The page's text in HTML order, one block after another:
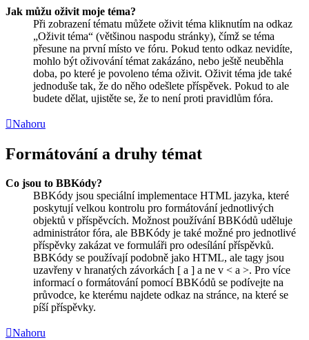
Jak můžu oživit moje téma?
Při zobrazení tématu můžete oživit téma kliknutím na odkaz
„Oživit téma“ (většinou naspodu stránky), čímž se téma
přesune na první místo ve fóru. Pokud tento odkaz nevidíte,
mohlo být oživování témat zakázáno, nebo ještě neuběhla
doba, po které je povoleno téma oživit. Oživit téma jde také
jednoduše tak, že do něho odešlete příspěvek. Pokud to ale
budete dělat, ujistěte se, že to není proti pravidlům fóra.
Nahoru
Formátování a druhy témat
Co jsou to BBKódy?
BBKódy jsou speciální implementace HTML jazyka, které
poskytují velkou kontrolu pro formátování jednotlivých
objektů v příspěvcích. Možnost používání BBKódů uděluje
administrátor fóra, ale BBKódy je také možné pro jednotlivé
příspěvky zakázat ve formuláři pro odesílání příspěvků.
BBKódy se používají podobně jako HTML, ale tagy jsou
uzavřeny v hranatých závorkách [ a ] a ne v < a >. Pro více
informací o formátování pomocí BBKódů se podívejte na
průvodce, ke kterému najdete odkaz na stránce, na které se
píší příspěvky.
Nahoru